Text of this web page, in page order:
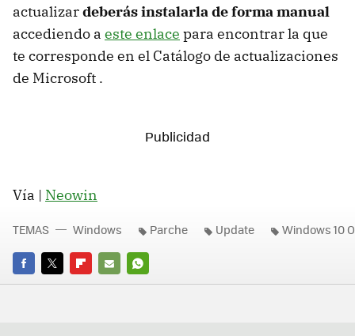
actualizardeberás instalarla de forma manual
accediendo a este enlace para encontrar la que
te corresponde en el Catálogo de actualizaciones
de Microsoft .
Vía | Neowin
FACEBOOK
TWITTERFLIPBOARD
E-
WHATSAPP
TEMAS Windows Parche Update Windows 10